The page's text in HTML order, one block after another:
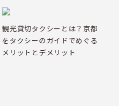
観光貸切タクシーとは？京都
をタクシーのガイドでめぐる
メリットとデメリット